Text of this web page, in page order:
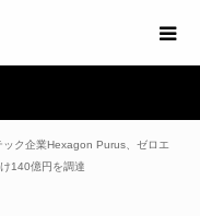
ック企業Hexagon Purus、ゼロエ
140億円を調達